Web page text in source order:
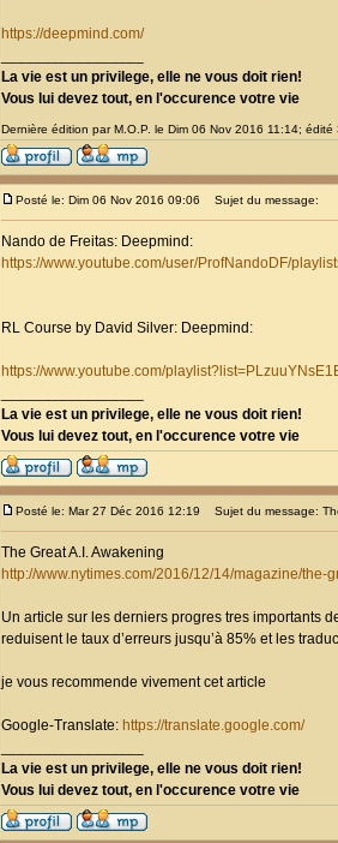
https://deepmind.com/
La vie est un privilege, elle ne vous doit rien!
Vous lui devez tout, en l'occurence votre vie
Dernière édition par M.O.P. le Dim 06 Nov 2016 11:14; édité
Posté le: Dim 06 Nov 2016 09:06 Sujet du message:
Nando de Freitas: Deepmind:
https://www.youtube.com/user/ProfNandoDF/
RL Course by David Silver: Deepmind:
https://www.youtube.com/
La vie est un privilege, elle ne vous doit rien!
Vous lui devez tout, en l'occurence votre vie
Posté le: Mar 27 Déc 2016 12:19 Sujet du message:
The Great A.I. Awakening
http://www.nytimes.com/2016/12/14/magazine/the-
Un article sur les derniers progres tres importants
reduisent le taux d’erreurs jusqu’à 85% et les
je vous recommende vivement cet article
Google-Translate: https://translate.google.com/
La vie est un privilege, elle ne vous doit rien!
Vous lui devez tout, en l'occurence votre vie